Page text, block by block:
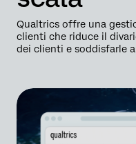
Qualtrics offre una
clienti che riduce il
dei clienti e soddisfarle